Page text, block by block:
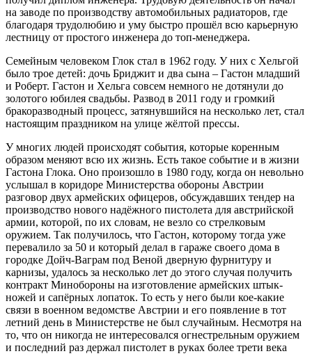
на заводе по производству автомобильных радиаторов, где
благодаря трудолюбию и уму быстро прошёл всю карьерную
лестницу от простого инженера до топ-менеджера.
Семейным человеком Глок стал в 1962 году. У них с Хельгой
было трое детей: дочь Бриджит и два сына – Гастон младший
и Роберт. Гастон и Хельга совсем немного не дотянули до
золотого юбилея свадьбы. Развод в 2011 году и громкий
бракоразводный процесс, затянувшийся на несколько лет, стал
настоящим праздником на улице жёлтой прессы.
У многих людей происходят события, которые коренным
образом меняют всю их жизнь. Есть такое событие и в жизни
Гастона Глока. Оно произошло в 1980 году, когда он невольно
услышал в коридоре Министерства обороны Австрии
разговор двух армейских офицеров, обсуждавших тендер на
производство нового надёжного пистолета для австрийской
армии, которой, по их словам, не везло со стрелковым
оружием. Так получилось, что Гастон, которому тогда уже
перевалило за 50 и который делал в гараже своего дома в
городке Дойч-Ваграм под Веной дверную фурнитуру и
карнизы, удалось за несколько лет до этого случая получить
контракт Минобороны на изготовление армейских штык-
ножей и сапёрных лопаток. То есть у него были кое-какие
связи в военном ведомстве Австрии и его появление в тот
летний день в Министерстве не был случайным. Несмотря на
то, что он никогда не интересовался огнестрельным оружием
и последний раз держал пистолет в руках более трети века